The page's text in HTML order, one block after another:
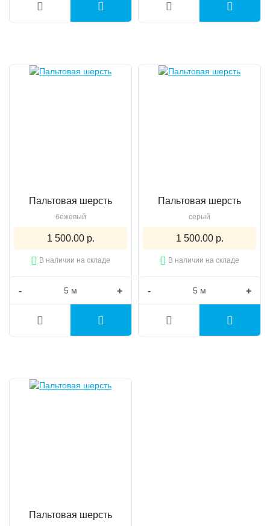
Пальтовая шерсть
бежевый
1 500.00 р.
В наличии на складе
- +
Пальтовая шерсть
серый
1 500.00 р.
В наличии на складе
- +
Пальтовая шерсть